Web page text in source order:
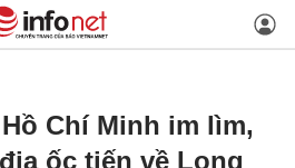
Chí Minh im lìm,
ốc tiến về Long